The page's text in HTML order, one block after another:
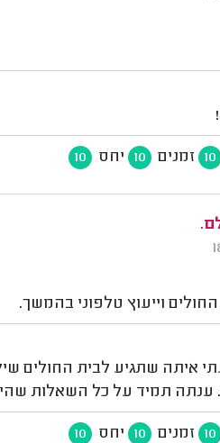
10 זמנים 10 יחס 10
וייעוץ טלפוני בהמשך.
איתה שתגיע לבית החולים
ענתה תמיד על כל השאלות
10 זמנים 10 יחס 10